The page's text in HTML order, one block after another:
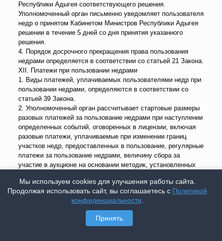
Республики Адыгея соответствующего решения.
Уполномоченный орган письменно уведомляет пользователя
недр о принятом Кабинетом Министров Республики Адыгея
решении в течение 5 дней со дня принятия указанного
решения.
4. Порядок досрочного прекращения права пользования
недрами определяется в соответствии со статьей 21 Закона.
XII. Платежи при пользовании недрами
1. Виды платежей, уплачиваемых пользователями недр при
пользовании недрами, определяются в соответствии со
статьей 39 Закона.
2. Уполномоченный орган рассчитывает стартовые размеры
разовых платежей за пользование недрами при наступлении
определенных событий, оговоренных в лицензии, включая
разовые платежи, уплачиваемые при изменении границ
участков недр, предоставленных в пользование, регулярные
платежи за пользование недрами, величину сбора за
участие в аукционе на основании методик, установленных
фондом недр.
3. Окончательные размеры разовых платежей за
пользование недрами устанавливаются по результатам
аукционов и фиксируются в лицензиях на право
Мы используем cookies для улучшения работы сайта.
Продолжая использовать сайт, вы соглашаетесь с Политикой
конфиденциальности
Принять